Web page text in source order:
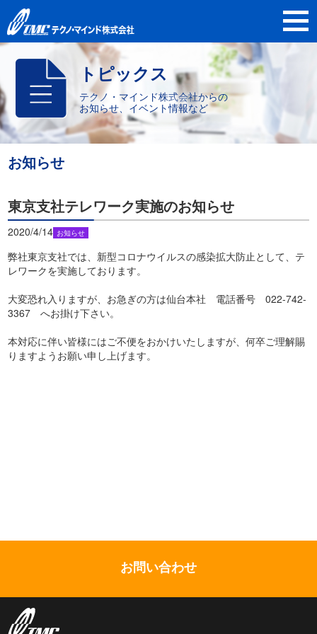
トピックス
テクノ・マインド株式会社からの
お知らせ、イベント情報など
お知らせ
東京支社テレワーク実施のお知らせ
2020/4/14 お知らせ
弊社東京支社では、新型コロナウイルスの感染拡大防止として、テ
レワークを実施しております。
大変恐れ入りますが、お急ぎの方は仙台本社 電話番号 022-742-
3367 へお掛け下さい。
本対応に伴い皆様にはご不便をおかけいたしますが、何卒ご理解賜
りますようお願い申し上げます。
お問い合わせ